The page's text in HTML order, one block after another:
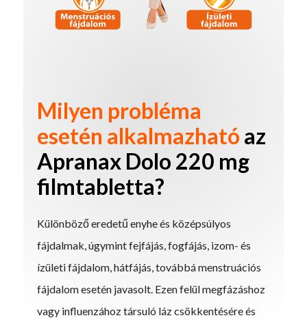
Milyen probléma
esetén alkalmazható az
Apranax Dolo 220 mg
filmtabletta?
Különböző eredetű enyhe és középsúlyos
fájdalmak, úgymint fejfájás, fogfájás, izom- és
ízületi fájdalom, hátfájás, továbbá menstruációs
fájdalom esetén javasolt. Ezen felül megfázáshoz
vagy influenzához társuló láz csökkentésére és